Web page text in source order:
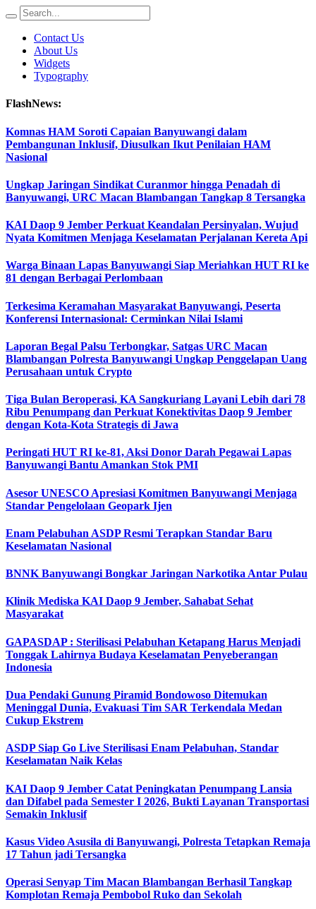
Contact Us
About Us
Widgets
Typography
FlashNews:
Komnas HAM Soroti Capaian Banyuwangi dalam
Pembangunan Inklusif, Diusulkan Ikut Penilaian HAM
Nasional
Ungkap Jaringan Sindikat Curanmor hingga Penadah di
Banyuwangi, URC Macan Blambangan Tangkap 8 Tersangka
KAI Daop 9 Jember Perkuat Keandalan Persinyalan, Wujud
Nyata Komitmen Menjaga Keselamatan Perjalanan Kereta Api
Warga Binaan Lapas Banyuwangi Siap Meriahkan HUT RI ke
81 dengan Berbagai Perlombaan
Terkesima Keramahan Masyarakat Banyuwangi, Peserta
Konferensi Internasional: Cerminkan Nilai Islami
Laporan Begal Palsu Terbongkar, Satgas URC Macan
Blambangan Polresta Banyuwangi Ungkap Penggelapan Uang
Perusahaan untuk Crypto
Tiga Bulan Beroperasi, KA Sangkuriang Layani Lebih dari 78
Ribu Penumpang dan Perkuat Konektivitas Daop 9 Jember
dengan Kota-Kota Strategis di Jawa
Peringati HUT RI ke-81, Aksi Donor Darah Pegawai Lapas
Banyuwangi Bantu Amankan Stok PMI
Asesor UNESCO Apresiasi Komitmen Banyuwangi Menjaga
Standar Pengelolaan Geopark Ijen
Enam Pelabuhan ASDP Resmi Terapkan Standar Baru
Keselamatan Nasional
BNNK Banyuwangi Bongkar Jaringan Narkotika Antar Pulau
Klinik Mediska KAI Daop 9 Jember, Sahabat Sehat
Masyarakat
GAPASDAP : Sterilisasi Pelabuhan Ketapang Harus Menjadi
Tonggak Lahirnya Budaya Keselamatan Penyeberangan
Indonesia
Dua Pendaki Gunung Piramid Bondowoso Ditemukan
Meninggal Dunia, Evakuasi Tim SAR Terkendala Medan
Cukup Ekstrem
ASDP Siap Go Live Sterilisasi Enam Pelabuhan, Standar
Keselamatan Naik Kelas
KAI Daop 9 Jember Catat Peningkatan Penumpang Lansia
dan Difabel pada Semester I 2026, Bukti Layanan Transportasi
Semakin Inklusif
Kasus Video Asusila di Banyuwangi, Polresta Tetapkan Remaja
17 Tahun jadi Tersangka
Operasi Senyap Tim Macan Blambangan Berhasil Tangkap
Komplotan Remaja Pembobol Ruko dan Sekolah